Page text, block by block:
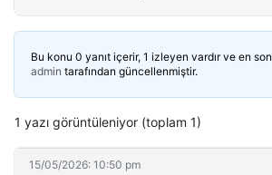
Bu konu 0 yanıt içerir, 1 izleyen vardır ve en son
admin tarafından güncellenmiştir.
1 yazı görüntüleniyor (toplam 1)
15/05/2026: 10:50 pm